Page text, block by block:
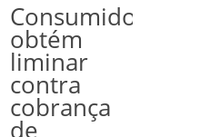
Consumidora
obtém
liminar
contra
cobrança
de